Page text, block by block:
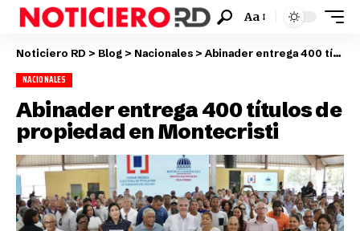
Aa
Noticiero RD > Blog > Nacionales > Abinader entrega 400 títulos de propiedad en Montecristi
NACIONALES
Abinader entrega 400 títulos de
propiedad en Montecristi